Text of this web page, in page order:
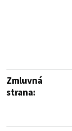
Zmluvná
strana: